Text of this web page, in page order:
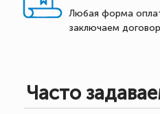
Любая форма
заключаем
Часто